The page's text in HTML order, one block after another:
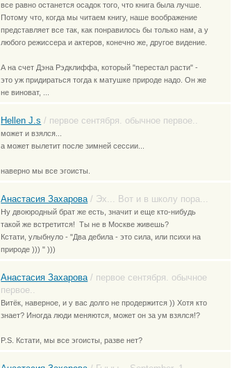
все равно останется осадок того, что книга была лучше.
Потому что, когда мы читаем книгу, наше воображение
представляет все так, как понравилось бы только нам, а у
любого режиссера и актеров, конечно же, другое видение.
А на счет Дэна Рэдклиффа, который "перестал расти" -
это уж придираться тогда к матушке природе надо. Он же
не виноват, ...
Hellen J.s / первое сентября. обычное первое..
может и взялся...
а может вылетит после зимней сессии...
наверно мы все эгоисты.
Анастасия Захарова / Эх... Вот и в школу пора...
Ну двоюродный брат же есть, значит и еще кто-нибудь
такой же встретится! Ты не в Москве живешь?
Кстати, улыбнуло - "Два дебила - это сила, или психи на
природе ))) " )))
Анастасия Захарова / первое сентября. обычное
первое..
Витёк, наверное, и у вас долго не продержится )) Хотя кто
знает? Иногда люди меняются, может он за ум взялся!?
P.S. Кстати, мы все эгоисты, разве нет?